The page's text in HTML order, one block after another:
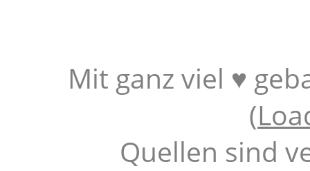
Mit ganz viel ♥
(
Quellen sind